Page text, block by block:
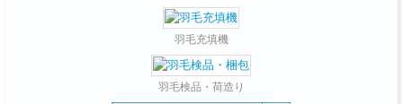
羽毛充填機
羽毛検品・荷造り